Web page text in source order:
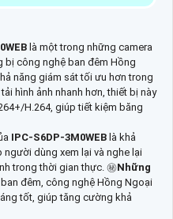
là một trong những camera
bị công nghệ ban đêm Hồng
năng giám sát tối ưu hơn trong
hình ảnh nhanh hơn, thiết bị này
H.264, giúp tiết kiệm băng
IPC-S6DP-3M0WEB là khả
người dùng xem lại và nghe lại
trong thời gian thực. ㊙️Những
đêm, công nghệ Hồng Ngoại
tốt, giúp tăng cường khả